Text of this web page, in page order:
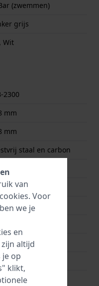
(zwemmen)
grijs
Wit
2300
mm
mm
staal en carbon
staal
met schroefjes
staal
van
cookies. Voor
we je
en
altijd
op
klikt,